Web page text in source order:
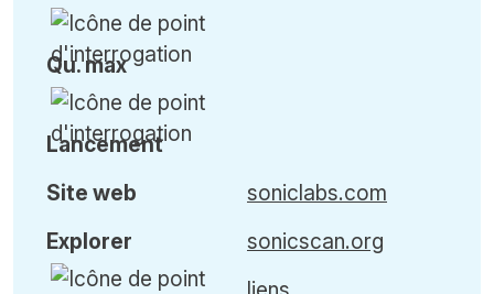
Qu.max
Lancement
Site web
Explorer
soniclabs.com
sonicscan.org